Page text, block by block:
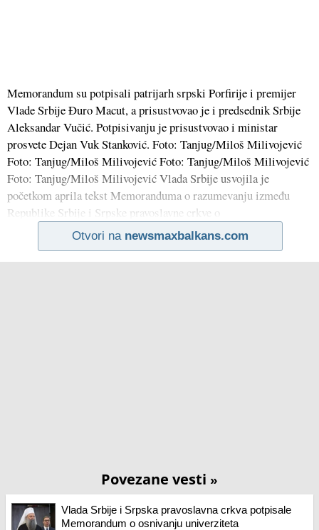
Memorandum su potpisali patrijarh srpski Porfirije i premijer
Vlade Srbije Đuro Macut, a prisustvovao je i predsednik Srbije
Aleksandar Vučić. Potpisivanju je prisustvovao i ministar
prosvete Dejan Vuk Stanković. Foto: Tanjug/Miloš Milivojević
Foto: Tanjug/Miloš Milivojević Foto: Tanjug/Miloš Milivojević
Foto: Tanjug/Miloš Milivojević Vlada Srbije usvojila je
početkom aprila tekst Memoranduma o razumevanju između
Republike Srbije i Srpske pravoslavne crkve o
Otvori na newsmaxbalkans.com
Povezane vesti »
Vlada Srbije i Srpska pravoslavna crkva potpisale
Memorandum o osnivanju univerziteta